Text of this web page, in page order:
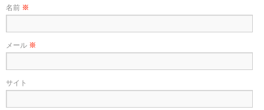
名前 ※
メール ※
サイト